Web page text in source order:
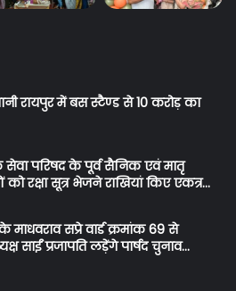
रायपुर में बस स्टैण्ड से 10 करोड़ का
परिषद के पूर्व सैनिक एवं मातृ
को रक्षा सूत्र भेजने राखियां किए एकत्र…
के माधवराव सप्रे वार्ड क्रमांक 69 से
साईं प्रजापति लड़ेंगे पार्षद चुनाव…